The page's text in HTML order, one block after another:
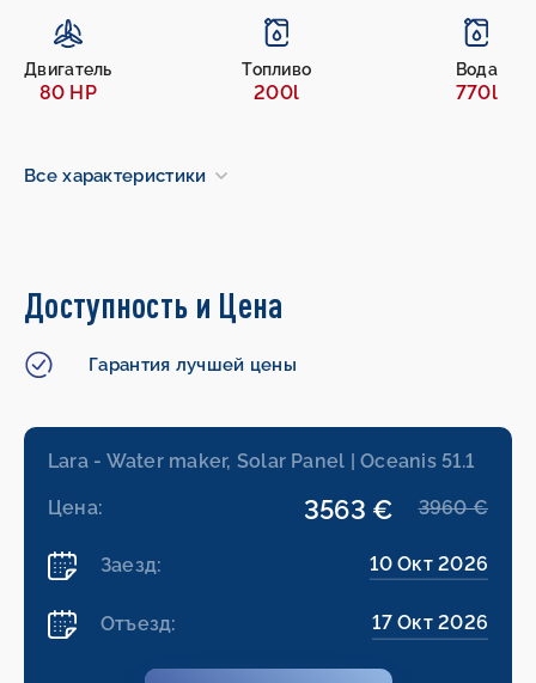
Двигатель
80 HP
Топливо
200l
Вода
770l
Все характеристики
Доступность и Цена
Гарантия лучшей цены
Lara - Water maker, Solar Panel | Oceanis 51.1
Цена: 3563 € 3960 €
Заезд: 10 Окт 2026
Отъезд: 17 Окт 2026